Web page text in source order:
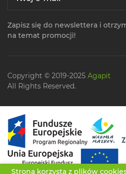
Strona korzysta z plików
Zapisz się do newslettera i
na temat promocji!
Copyright © 2019-2025 Agapit
All Rights Reserved.